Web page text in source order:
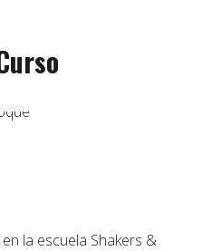
la escuela Shakers &